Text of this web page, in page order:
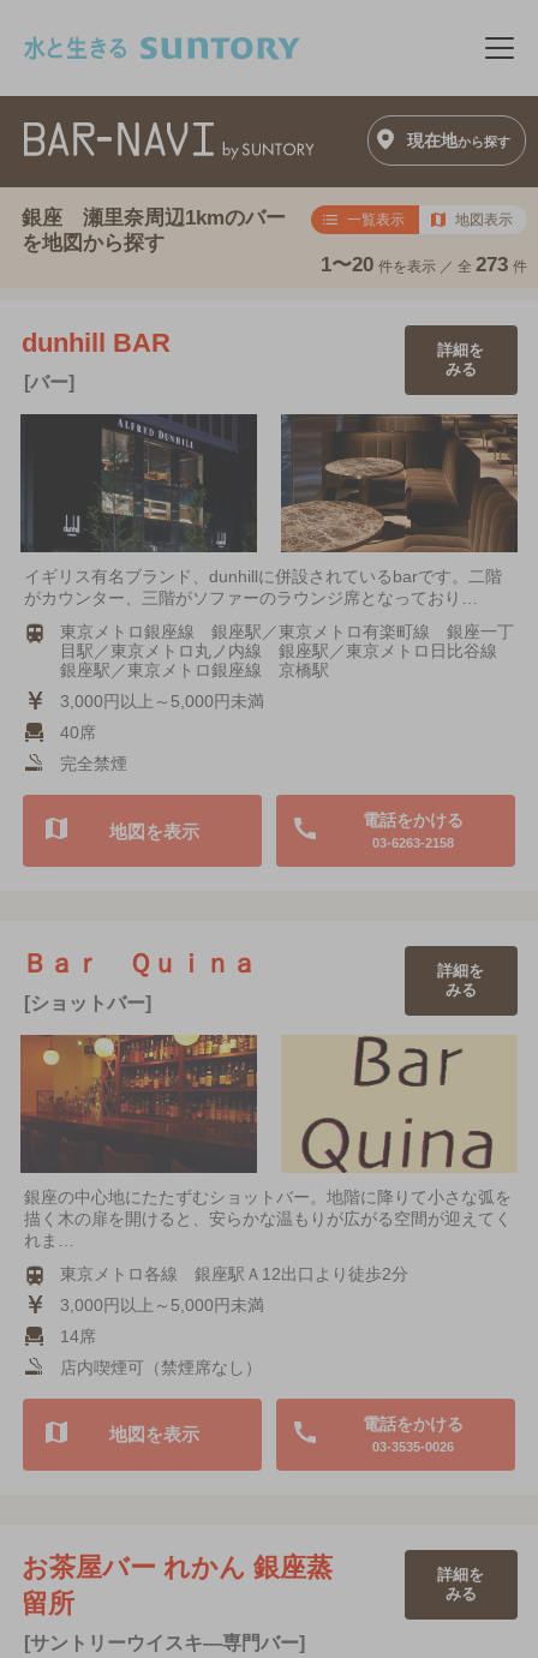
メ
現在地から探す
銀座 瀬里奈周辺1kmのバー
を地図から探す
一覧表示 地図表示
1〜20 件を表示 ／ 全 273 件
dunhill BAR
[バー]
詳細を
みる
イギリス有名ブランド、dunhillに併設されているbarです。二階
がカウンター、三階がソファーのラウンジ席となっており…
東京メトロ銀座線 銀座駅／東京メトロ有楽町線 銀座一丁
目駅／東京メトロ丸ノ内線 銀座駅／東京メトロ日比谷線
銀座駅／東京メトロ銀座線 京橋駅
3,000円以上～5,000円未満
40席
完全禁煙
電話をかける
03-6263-2158
地図を表示
Ｂａｒ Ｑｕｉｎａ
[ショットバー]
詳細を
みる
銀座の中心地にたたずむショットバー。地階に降りて小さな弧を
描く木の扉を開けると、安らかな温もりが広がる空間が迎えてく
れま…
東京メトロ各線 銀座駅Ａ12出口より徒歩2分
3,000円以上～5,000円未満
14席
店内喫煙可（禁煙席なし）
電話をかける
03-3535-0026
地図を表示
お茶屋バー れかん 銀座蒸
留所
[サントリーウイスキ―専門バー]
詳細を
みる